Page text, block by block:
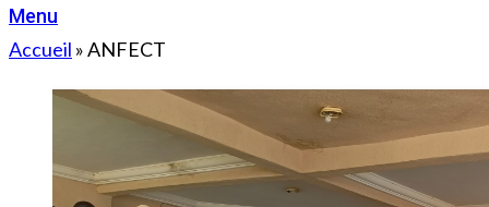
Menu
Accueil »ANFECT